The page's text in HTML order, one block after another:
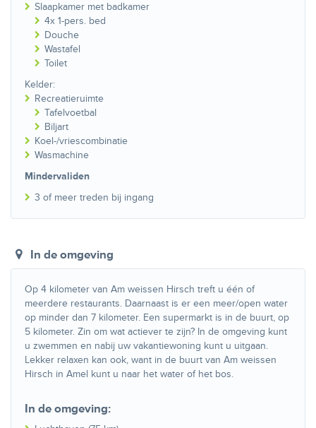
Slaapkamer met badkamer
4x 1-pers. bed
Douche
Wastafel
Toilet
Kelder:
Recreatieruimte
Tafelvoetbal
Biljart
Koel-/vriescombinatie
Wasmachine
Mindervaliden
3 of meer treden bij ingang
In de omgeving
Op 4 kilometer van Am weissen Hirsch treft u één of
meerdere restaurants. Daarnaast is er een meer/open water
op minder dan 7 kilometer. Een supermarkt is in de buurt, op
5 kilometer. Zin om wat actiever te zijn? In de omgeving kunt
u zwemmen en nabij uw vakantiewoning kunt u uitgaan.
Lekker relaxen kan ook, want in de buurt van Am weissen
Hirsch in Amel kunt u naar het water of het bos.
In de omgeving: